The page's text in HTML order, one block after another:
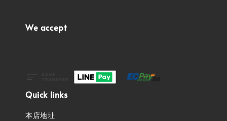
We accept
Quick links
本店地址